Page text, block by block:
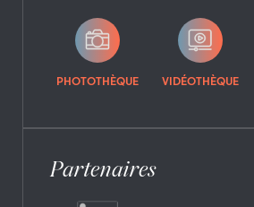
PHOTOTHÈQUE VIDÉOTHÈQUE
Partenaires